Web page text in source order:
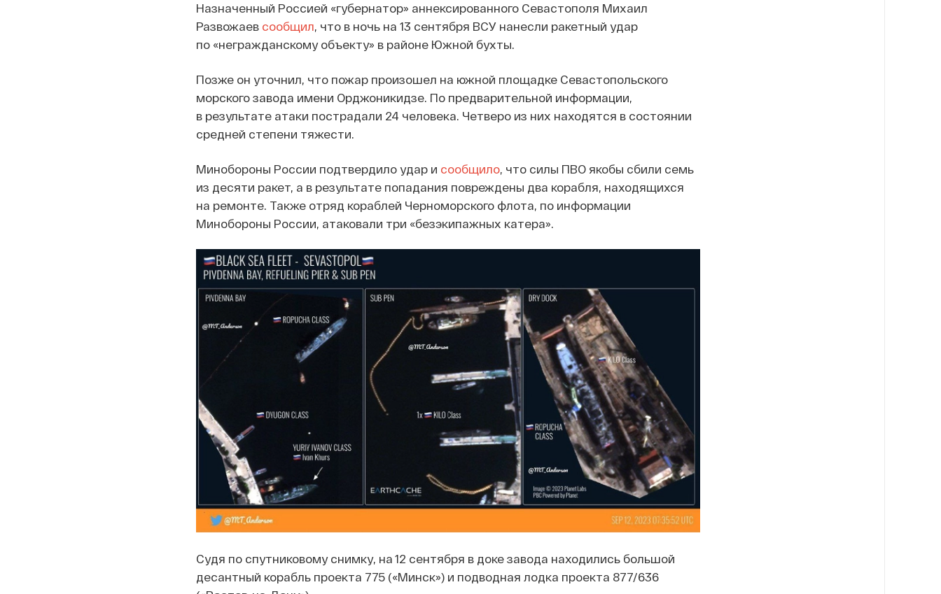
Назначенный Россией «губернатор» аннексированного Севастополя Михаил
Развожаев сообщил, что в ночь на 13 сентября ВСУ нанесли ракетный удар
по «негражданскому объекту» в районе Южной бухты.
Позже он уточнил, что пожар произошел на южной площадке Севастопольского
морского завода имени Орджоникидзе. По предварительной информации,
в результате атаки пострадали 24 человека. Четверо из них находятся в состоянии
средней степени тяжести.
Минобороны России подтвердило удар и сообщило, что силы ПВО якобы сбили семь
из десяти ракет, а в результате попадания повреждены два корабля, находящихся
на ремонте. Также отряд кораблей Черноморского флота, по информации
Минобороны России, атаковали три «безэкипажных катера».
Судя по спутниковому снимку, на 12 сентября в доке завода находились большой
десантный корабль проекта 775 («Минск») и подводная лодка проекта 877/636